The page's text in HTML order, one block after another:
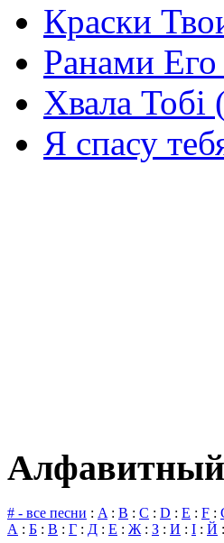
Краски
Ранами
Хвала
Я спасу
Алфавитный
# - все песни : A: B : C : D : E : F :
А : Б : В : Г : Д : Е : Ж: З : И : І : Й :